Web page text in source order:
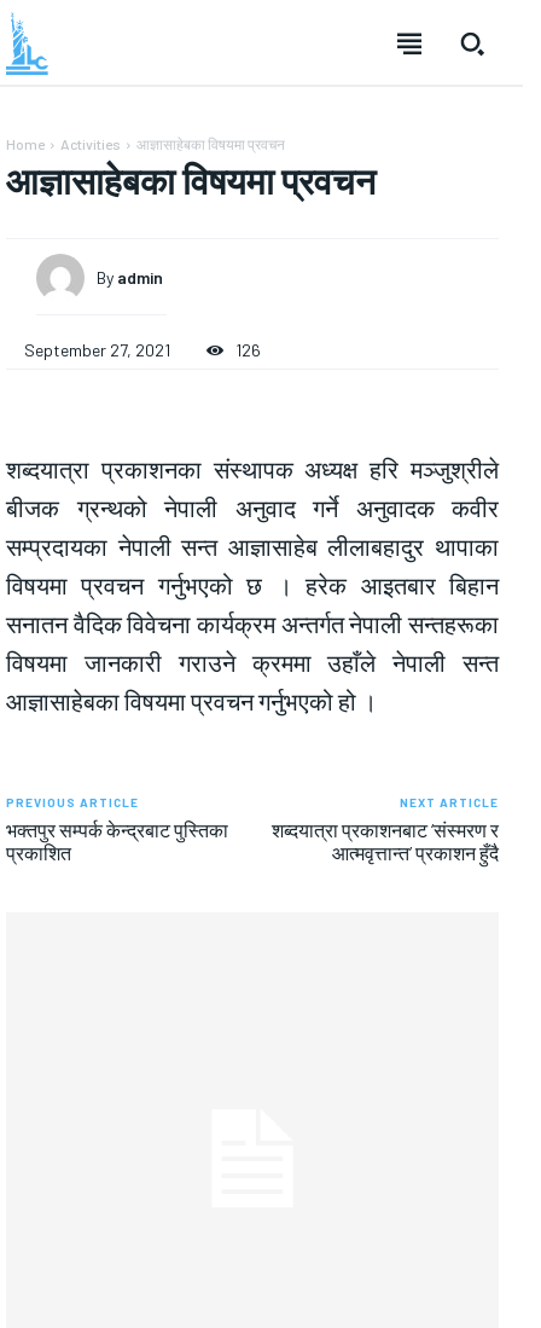
Home Activities आज्ञासाहेबका विषयमा प्रवचन
आज्ञासाहेबका विषयमा प्रवचन
By admin
September 27, 2021 126
शब्दयात्रा प्रकाशनका संस्थापक अध्यक्ष हरि मञ्जुश्रीले
बीजक ग्रन्थको नेपाली अनुवाद गर्ने अनुवादक कवीर
सम्प्रदायका नेपाली सन्त आज्ञासाहेब लीलाबहादुर थापाका
विषयमा प्रवचन गर्नुभएको छ । हरेक आइतबार बिहान
सनातन वैदिक विवेचना कार्यक्रम अन्तर्गत नेपाली सन्तहरूका
विषयमा जानकारी गराउने क्रममा उहाँले नेपाली सन्त
आज्ञासाहेबका विषयमा प्रवचन गर्नुभएको हो ।
PREVIOUS ARTICLE
भक्तपुर सम्पर्क केन्द्रबाट पुस्तिका
प्रकाशित
NEXT ARTICLE
शब्दयात्रा प्रकाशनबाट ‘संस्मरण र
आत्मवृत्तान्त’ प्रकाशन हुँदै